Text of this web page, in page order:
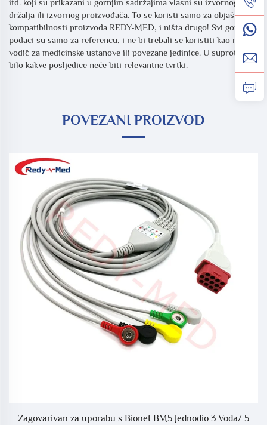
itd. koji su prikazani u gornjim sadržajima vlasni su izvornog
držalja ili izvornog proizvođača. To se koristi samo za objašnjenje
kompatibilnosti proizvoda REDY-MED, i ništa drugo! Svi gornji
podaci su samo za referencu, i ne bi trebali se koristiti kao radni
vodič za medicinske ustanove ili povezane jedinice. U suprotnom,
bilo kakve posljedice neće biti relevantne tvrtki.
POVEZANI PROIZVOD
Zagovarivan za uporabu s Bionet BM5 Jednodio 3 Voda/ 5